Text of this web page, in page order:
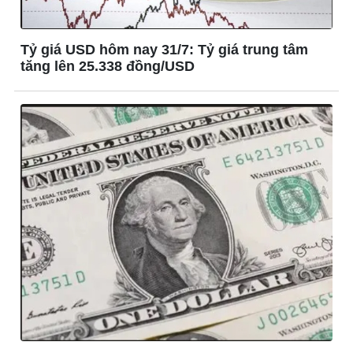
Đời sống
Nhà đẹp
Tình yêu - Gia đình
Blog
Văn hóa
Sân khấu - Điện ảnh
Văn học
Âm nhạc
Di sản
Tỷ giá USD hôm nay 31/7: Tỷ giá trung tâm
tăng lên 25.338 đồng/USD